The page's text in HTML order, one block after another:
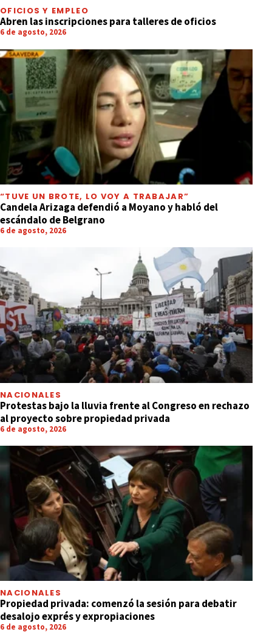
OFICIOS Y EMPLEO
Abren las inscripciones para talleres de oficios
6 de agosto, 2026
“TUVE UN BROTE, LO VOY A TRABAJAR”
Candela Arizaga defendió a Moyano y habló del
escándalo de Belgrano
6 de agosto, 2026
NACIONALES
Protestas bajo la lluvia frente al Congreso en rechazo
al proyecto sobre propiedad privada
6 de agosto, 2026
NACIONALES
Propiedad privada: comenzó la sesión para debatir
desalojo exprés y expropiaciones
6 de agosto, 2026